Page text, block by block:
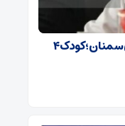
۳ سانحه رانندگی در محورهای استان سمنان؛ کودک ۴